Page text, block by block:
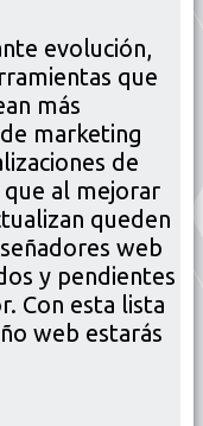
evolución,
que
más
marketing
de
que al mejorar
queden
web
y pendientes
Con esta lista
web estarás